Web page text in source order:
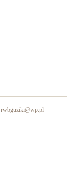
rwbguziki@wp.pl